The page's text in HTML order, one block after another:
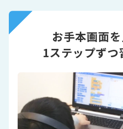
お手本画面
1ステップずつ